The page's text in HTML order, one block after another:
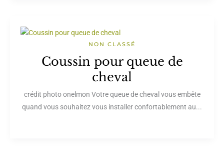
NON CLASSÉ
Coussin pour queue de
cheval
crédit photo onelmon Votre queue de cheval vous embête
quand vous souhaitez vous installer confortablement au...